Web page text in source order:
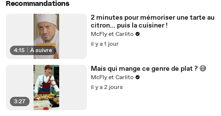
Recommandations
4:15 À suivre
2 minutes pour mémoriser une tarte au
citron… puis la cuisiner !
McFly et Carlito
il y a 1 jour
3:27
Mais qui mange ce genre de plat ? 😅
McFly et Carlito
il y a 2 jours